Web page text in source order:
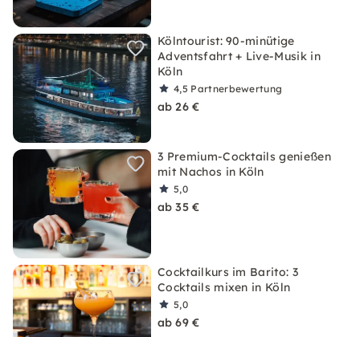
Kölntourist: 90-minütige
Adventsfahrt + Live-Musik in
Köln
4,5 Partnerbewertung
ab 26 €
3 Premium-Cocktails genießen
mit Nachos in Köln
5,0
ab 35 €
Cocktailkurs im Barito: 3
Cocktails mixen in Köln
5,0
ab 69 €